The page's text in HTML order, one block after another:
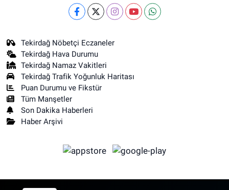
Tekirdağ Nöbetçi Eczaneler
Tekirdağ Hava Durumu
Tekirdağ Namaz Vakitleri
Tekirdağ Trafik Yoğunluk Haritası
Puan Durumu ve Fikstür
Tüm Manşetler
Son Dakika Haberleri
Haber Arşivi